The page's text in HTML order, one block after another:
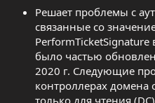
Решает проблемы с
связанные со
PerformTicketSignature
было частью
2020 г. Следующие
контроллерах домена